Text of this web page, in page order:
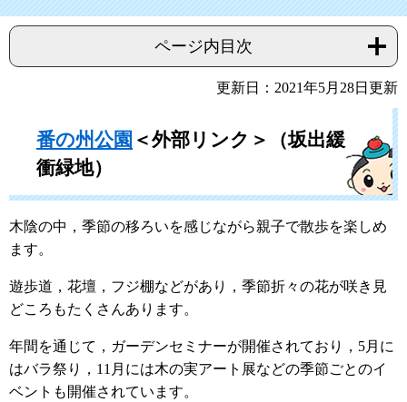
ページ内目次
更新日：2021年5月28日更新
番の州公園 ＜外部リンク＞ （坂出緩
衝緑地）
木陰の中，季節の移ろいを感じながら親子で散歩を楽しめ
ます。
遊歩道，花壇，フジ棚などがあり，季節折々の花が咲き見
どころもたくさんあります。
年間を通じて，ガーデンセミナーが開催されており，5月に
はバラ祭り，11月には木の実アート展などの季節ごとのイ
ベントも開催されています。